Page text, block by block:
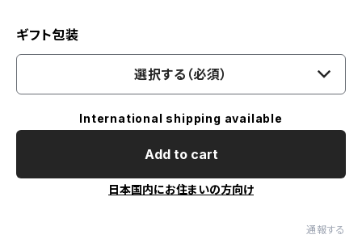
ギフト包装
選択する（必須）
International shipping available
Add to cart
日本国内にお住まいの方向け
通報する